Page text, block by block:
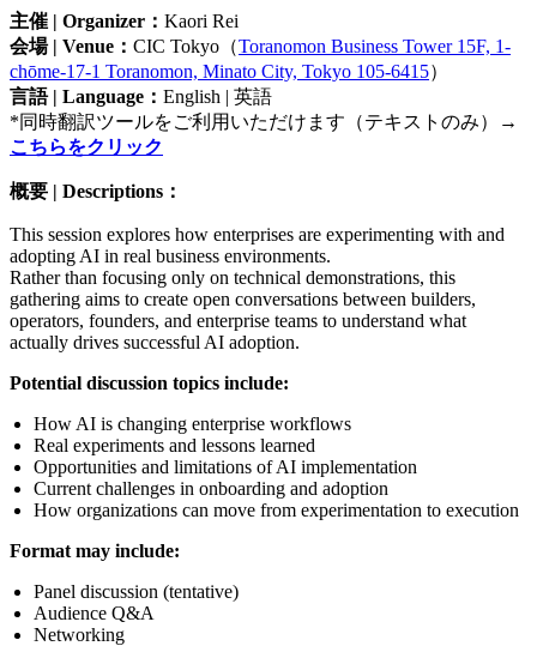
主催 | Organizer： Kaori Rei
会場 | Venue： CIC Tokyo（Toranomon Business Tower 15F, 1-
chōme-17-1 Toranomon, Minato City, Tokyo 105-6415）
言語 | Language： English | 英語
*同時翻訳ツールをご利用いただけます（テキストのみ）→
こちらをクリック
概要 | Descriptions：
This session explores how enterprises are experimenting with and
adopting AI in real business environments.
Rather than focusing only on technical demonstrations, this
gathering aims to create open conversations between builders,
operators, founders, and enterprise teams to understand what
actually drives successful AI adoption.
Potential discussion topics include:
How AI is changing enterprise workflows
Real experiments and lessons learned
Opportunities and limitations of AI implementation
Current challenges in onboarding and adoption
How organizations can move from experimentation to execution
Format may include:
Panel discussion (tentative)
Audience Q&A
Networking